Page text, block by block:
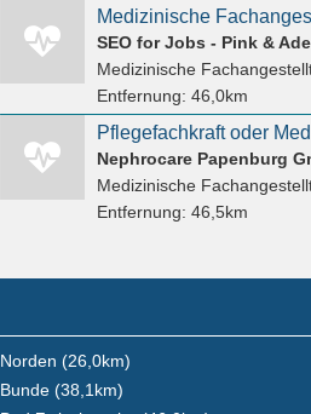
SEO for Jobs - Pink &
Medizinische
Entfernung: 46,0km
Medizinische
Entfernung: 46,5km
Norden (26,0km)
Bunde (38,1km)